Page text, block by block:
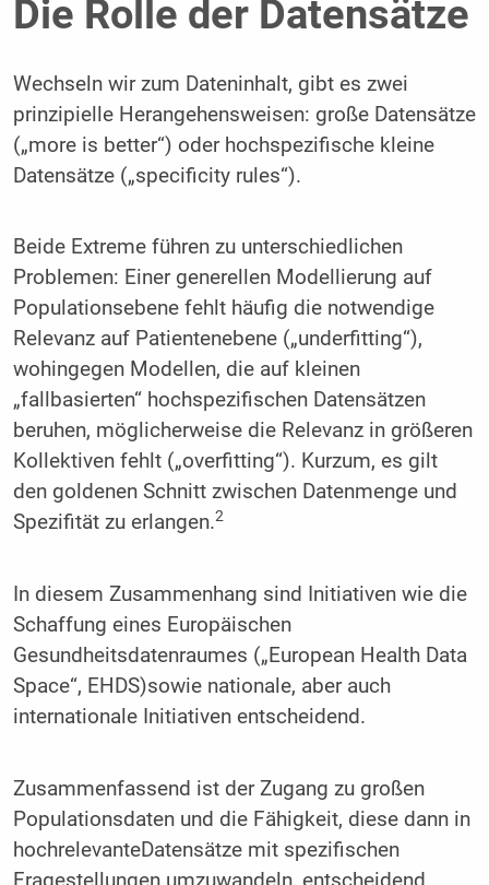
Die Rolle der Datensätze
Wechseln wir zum Dateninhalt, gibt es zwei
prinzipielle Herangehensweisen: große Datensätze
(„more is better“) oder hochspezifische kleine
Datensätze („specificity rules“).
Beide Extreme führen zu unterschiedlichen
Problemen: Einer generellen Modellierung auf
Populationsebene fehlt häufig die notwendige
Relevanz auf Patientenebene („underfitting“),
wohingegen Modellen, die auf kleinen
„fallbasierten“ hochspezifischen Datensätzen
beruhen, möglicherweise die Relevanz in größeren
Kollektiven fehlt („overfitting“). Kurzum, es gilt
den goldenen Schnitt zwischen Datenmenge und
Spezifität zu erlangen.2
In diesem Zusammenhang sind Initiativen wie die
Schaffung eines Europäischen
Gesundheitsdatenraumes („European Health Data
Space“, EHDS)sowie nationale, aber auch
internationale Initiativen entscheidend.
Zusammenfassend ist der Zugang zu großen
Populationsdaten und die Fähigkeit, diese dann in
hochrelevanteDatensätze mit spezifischen
Fragestellungen umzuwandeln, entscheidend.